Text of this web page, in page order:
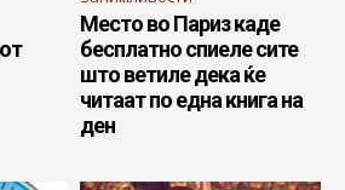
Место во Париз каде
бесплатно спиеле сите
што ветиле дека ќе
читаат по една книга на
ден